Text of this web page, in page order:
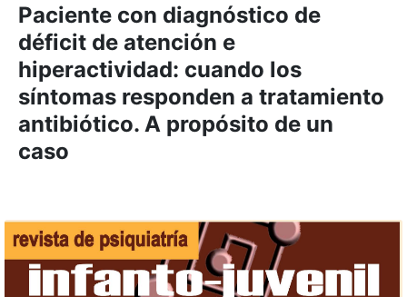
Paciente con diagnóstico de
déficit de atención e
hiperactividad: cuando los
síntomas responden a tratamiento
antibiótico. A propósito de un
caso